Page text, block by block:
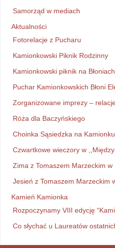
Samorząd w mediach
Aktualności
Fotorelacje z Pucharu
Kamionkowski Piknik Rodzinny
Kamionkowski piknik na
Puchar Kamionkowskich Błoni
Zorganizowane imprezy –
Róża dla Baczyńskiego
Choinka Sąsiedzka na Kamionku
Czwartkowe wieczory w
Zima z Tomaszem Marzeckim w
Jesień z Tomaszem Marzeckim
Kamień Kamionka
Rozpoczynamy VIII edycję
Co słychać u Laureatów